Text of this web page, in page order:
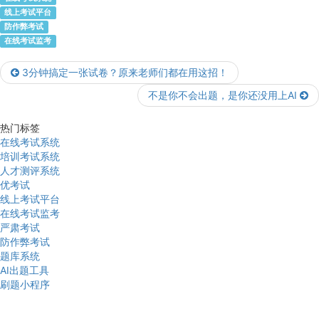
线上考试平台
防作弊考试
在线考试监考
3分钟搞定一张试卷？原来老师们都在用这招！
不是你不会出题，是你还没用上AI
热门标签
在线考试系统
培训考试系统
人才测评系统
优考试
线上考试平台
在线考试监考
严肃考试
防作弊考试
题库系统
AI出题工具
刷题小程序